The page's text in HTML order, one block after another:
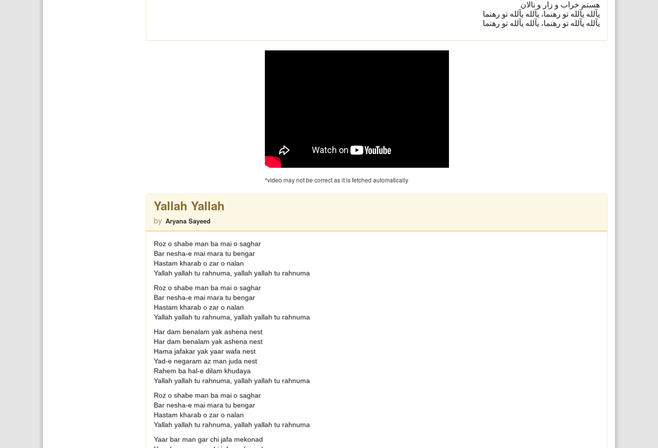
هستم خراب و زار و نالان
یآلله یآلله تو رهنما، یآلله یآلله تو رهنما
یآلله یآلله تو رهنما، یآلله یآلله تو رهنما
*video may not be correct as it is fetched automatically
Yallah Yallah
by Aryana Sayeed
Roz o shabe man ba mai o saghar
Bar nesha-e mai mara tu bengar
Hastam kharab o zar o nalan
Yallah yallah tu rahnuma, yallah yallah tu rahnuma
Roz o shabe man ba mai o saghar
Bar nesha-e mai mara tu bengar
Hastam kharab o zar o nalan
Yallah yallah tu rahnuma, yallah yallah tu rahnuma
Har dam benalam yak ashena nest
Har dam benalam yak ashena nest
Hama jafakar yak yaar wafa nest
Yad-e negaram az man juda nest
Rahem ba hal-e dilam khudaya
Yallah yallah tu rahnuma, yallah yallah tu rahnuma
Roz o shabe man ba mai o saghar
Bar nesha-e mai mara tu bengar
Hastam kharab o zar o nalan
Yallah yallah tu rahnuma, yallah yallah tu rahnuma
Yaar bar man gar chi jafa mekonad